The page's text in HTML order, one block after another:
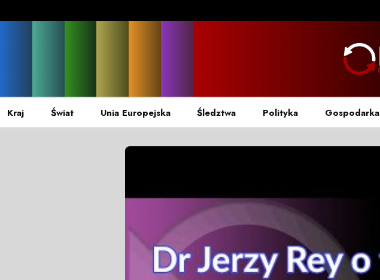
Kraj Świat Unia Europejska Śledztwa Polityka Gospodarka